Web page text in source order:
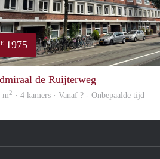
€ 1975
de Ruijterweg
m2 · 4 kamers · Vanaf ? - Onbepaalde tijd